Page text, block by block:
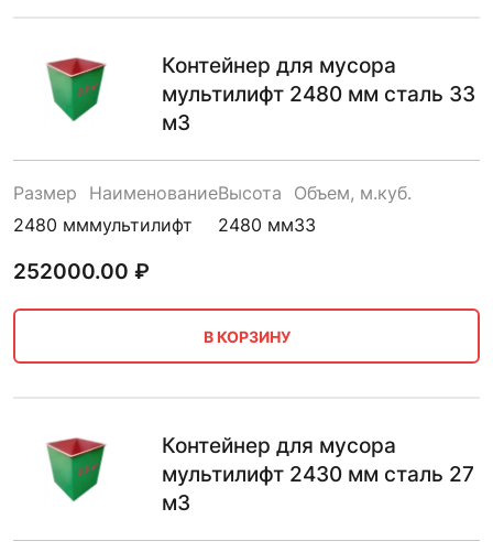
Контейнер для мусора
мультилифт 2480 мм сталь 33
м3
Размер
2480 мм
Наименование
мультилифт
Высота
2480 мм
Объем, м.куб.
33
252000.00 ₽
В КОРЗИНУ
Контейнер для мусора
мультилифт 2430 мм сталь 27
м3